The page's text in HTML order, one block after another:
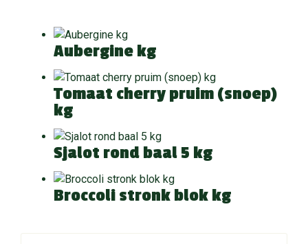
Aubergine kg
Tomaat cherry pruim (snoep)
kg
Sjalot rond baal 5 kg
Broccoli stronk blok kg